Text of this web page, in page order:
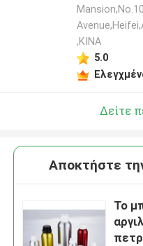
,ΚΙΝΑ
5.0
Δείτε
Αποκτήστε
Το